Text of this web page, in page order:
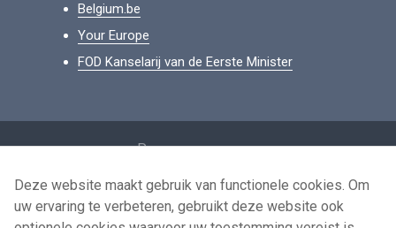
Belgium.be
Your Europe
FOD Kanselarij van de Eerste Minister
Persoonsgegevens
Voorwaarden voor het hergebruik
Contacteer ons
Deze website maakt gebruik van functionele cookies. Om
uw ervaring te verbeteren, gebruikt deze website ook